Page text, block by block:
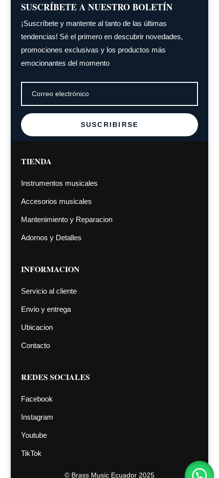
SUSCRÍBETE A NUESTRO BOLETÍN
¡Suscríbete y mantente al tanto de las últimas
tendencias! Sé el primero en descubrir novedades,
promociones exclusivas y los productos más
emocionantes del momento
SUSCRIBIRSE
TIENDA
Instrumentos musicales
Accesorios musicales
Mantenimiento y Reparacion
Adornos y Detalles
INFORMACION
Servicio al cliente
Envio y entrega
Ubicacion
Contacto
REDES SOCIALES
Facebook
Instagram
Youtube
TikTok
© Brass Music Ecuador 2025